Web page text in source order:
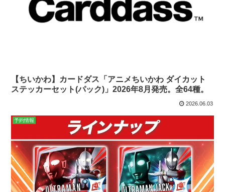
【ちいかわ】カードダス「アニメちいかわ ダイカット
ステッカーセット(パック)」2026年8月発売。全64種。
2026.06.03
予約情報